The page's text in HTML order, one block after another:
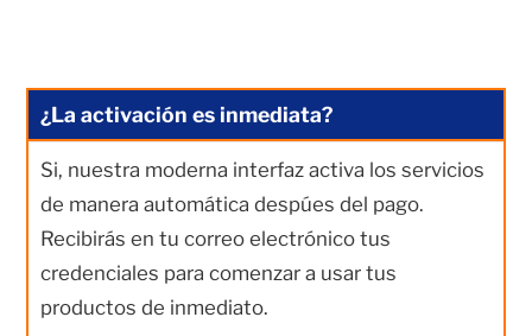
¿La activación es inmediata?
Si, nuestra moderna interfaz activa los servicios
de manera automática despúes del pago.
Recibirás en tu correo electrónico tus
credenciales para comenzar a usar tus
productos de inmediato.